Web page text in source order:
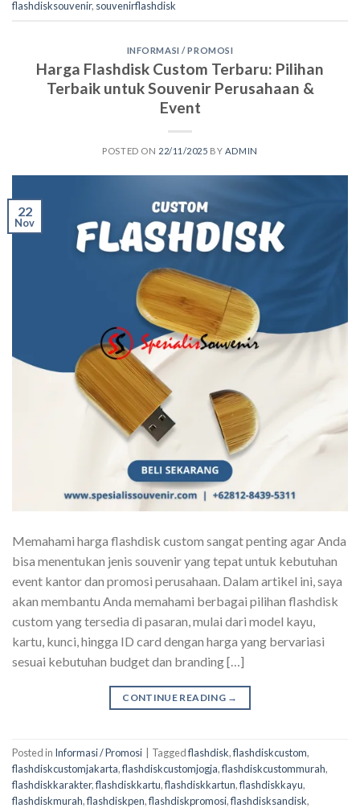
flashdisksouvenir, souvenirflashdisk
INFORMASI / PROMOSI
Harga Flashdisk Custom Terbaru: Pilihan
Terbaik untuk Souvenir Perusahaan &
Event
POSTED ON 22/11/2025 BY ADMIN
22
Nov
Memahami harga flashdisk custom sangat penting agar Anda
bisa menentukan jenis souvenir yang tepat untuk kebutuhan
event kantor dan promosi perusahaan. Dalam artikel ini, saya
akan membantu Anda memahami berbagai pilihan flashdisk
custom yang tersedia di pasaran, mulai dari model kayu,
kartu, kunci, hingga ID card dengan harga yang bervariasi
sesuai kebutuhan budget dan branding […]
CONTINUE READING →
Posted in Informasi / Promosi Taggedflashdisk,flashdiskcustom,
flashdiskcustomjakarta,flashdiskcustomjogja,flashdiskcustommurah,
flashdiskkarakter,flashdiskkartu,flashdiskkartun,flashdiskkayu,
flashdiskmurah,flashdiskpen,flashdiskpromosi,flashdisksandisk,